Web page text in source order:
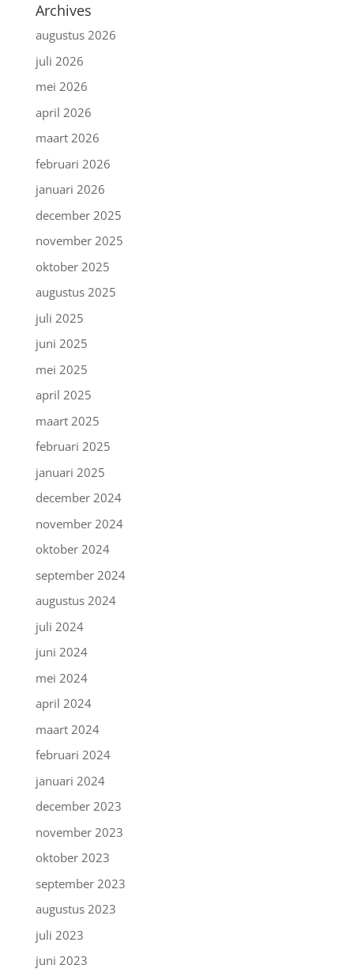
Archives
augustus 2026
juli 2026
mei 2026
april 2026
maart 2026
februari 2026
januari 2026
december 2025
november 2025
oktober 2025
augustus 2025
juli 2025
juni 2025
mei 2025
april 2025
maart 2025
februari 2025
januari 2025
december 2024
november 2024
oktober 2024
september 2024
augustus 2024
juli 2024
juni 2024
mei 2024
april 2024
maart 2024
februari 2024
januari 2024
december 2023
november 2023
oktober 2023
september 2023
augustus 2023
juli 2023
juni 2023